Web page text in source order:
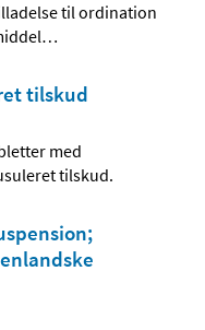
til ordination
…
tilskud
med
tilskud.